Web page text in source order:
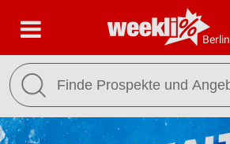
Berlin